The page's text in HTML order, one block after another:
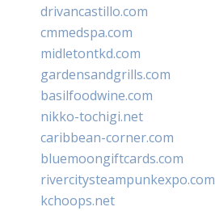
drivancastillo.com
cmmedspa.com
midletontkd.com
gardensandgrills.com
basilfoodwine.com
nikko-tochigi.net
caribbean-corner.com
bluemoongiftcards.com
rivercitysteampunkexpo.com
kchoops.net